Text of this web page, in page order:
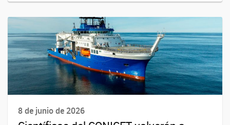
8 de junio de 2026